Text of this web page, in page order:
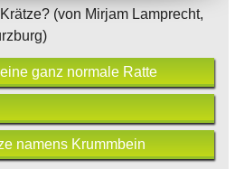
(von Mirjam Lamprecht,
ganz normale Ratte
namens Krummbein